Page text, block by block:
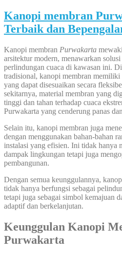
Kanopi membran
Terbaik dan
Kanopi membran Purwakarta
arsitektur modern, menawarkan
perlindungan cuaca di kawasan ini.
tradisional, kanopi membran memiliki
yang dapat disesuaikan secara
sekitarnya, material membran yang
tinggi dan tahan terhadap cuaca
Purwakarta yang cenderung panas
Selain itu, kanopi membran juga
dengan menggunakan bahan-bahan
instalasi yang efisien. Ini tidak hanya
dampak lingkungan tetapi juga
pembangunan.
Dengan semua keunggulannya,
tidak hanya berfungsi sebagai
tetapi juga sebagai simbol kemajuan
adaptif dan berkelanjutan.
Keunggulan Kanopi
Purwakarta